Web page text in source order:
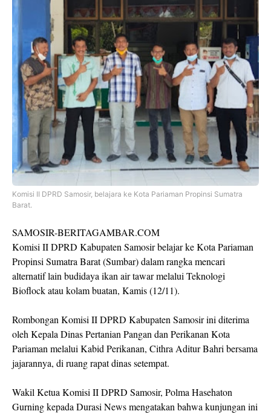
Komisi II DPRD Samosir, belajara ke Kota Pariaman Propinsi Sumatra
Barat.
SAMOSIR-BERITAGAMBAR.COM
Komisi II DPRD Kabupaten Samosir belajar ke Kota Pariaman
Propinsi Sumatra Barat (Sumbar) dalam rangka mencari
alternatif lain budidaya ikan air tawar melalui Teknologi
Bioflock atau kolam buatan, Kamis (12/11).
Rombongan Komisi II DPRD Kabupaten Samosir ini diterima
oleh Kepala Dinas Pertanian Pangan dan Perikanan Kota
Pariaman melalui Kabid Perikanan, Cithra Aditur Bahri bersama
jajarannya, di ruang rapat dinas setempat.
Wakil Ketua Komisi II DPRD Samosir, Polma Hasehaton
Gurning kepada Durasi News mengatakan bahwa kunjungan ini